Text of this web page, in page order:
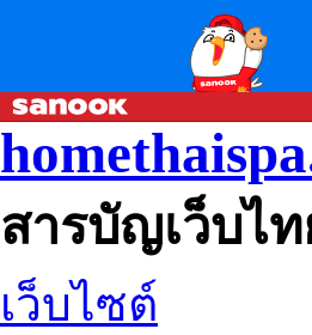
สารบัญเว็บไ
เว็บไซต์